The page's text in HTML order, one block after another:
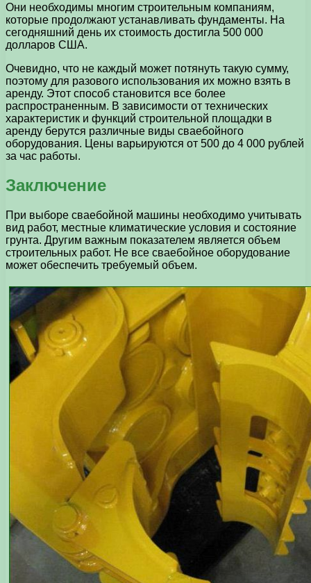
Они необходимы многим строительным компаниям,
которые продолжают устанавливать фундаменты. На
сегодняшний день их стоимость достигла 500 000
долларов США.
Очевидно, что не каждый может потянуть такую сумму,
поэтому для разового использования их можно взять в
аренду. Этот способ становится все более
распространенным. В зависимости от технических
характеристик и функций строительной площадки в
аренду берутся различные виды сваебойного
оборудования. Цены варьируются от 500 до 4 000 рублей
за час работы.
Заключение
При выборе сваебойной машины необходимо учитывать
вид работ, местные климатические условия и состояние
грунта. Другим важным показателем является объем
строительных работ. Не все сваебойное оборудование
может обеспечить требуемый объем.